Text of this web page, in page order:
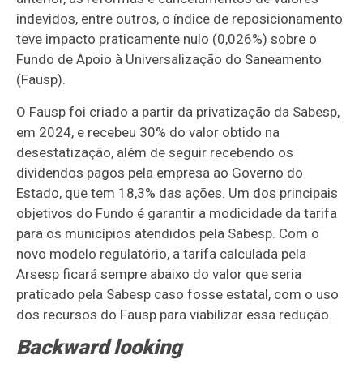
indevidos, entre outros, o índice de reposicionamento
teve impacto praticamente nulo (0,026%) sobre o
Fundo de Apoio à Universalização do Saneamento
(Fausp).
O Fausp foi criado a partir da privatização da Sabesp,
em 2024, e recebeu 30% do valor obtido na
desestatização, além de seguir recebendo os
dividendos pagos pela empresa ao Governo do
Estado, que tem 18,3% das ações. Um dos principais
objetivos do Fundo é garantir a modicidade da tarifa
para os municípios atendidos pela Sabesp. Com o
novo modelo regulatório, a tarifa calculada pela
Arsesp ficará sempre abaixo do valor que seria
praticado pela Sabesp caso fosse estatal, com o uso
dos recursos do Fausp para viabilizar essa redução.
Backward looking